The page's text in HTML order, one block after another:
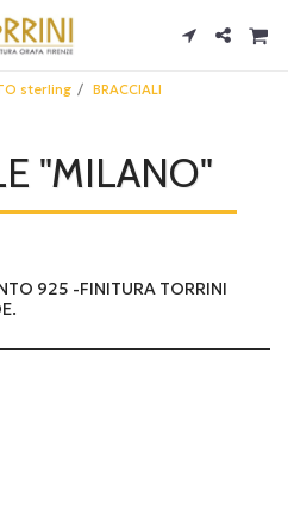
sterling
BRACCIALI
"MILANO"
925 -FINITURA TORRINI